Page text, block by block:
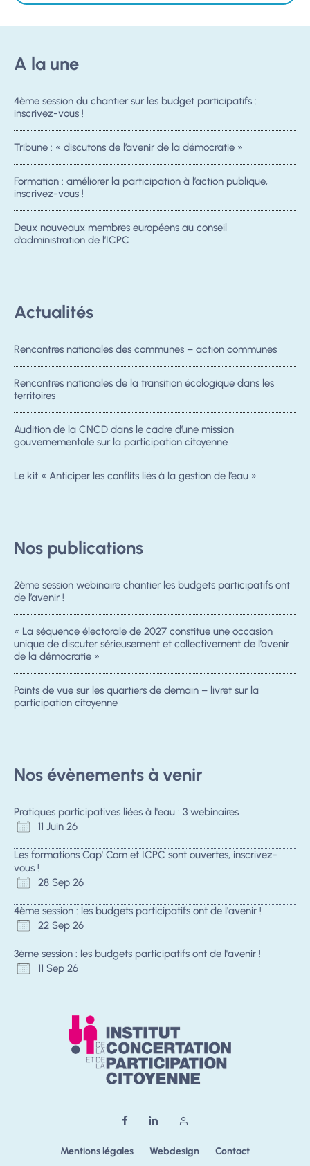
A la une
4ème session du chantier sur les budget participatifs :
inscrivez-vous !
Tribune : « discutons de l’avenir de la démocratie »
Formation : améliorer la participation à l’action publique,
inscrivez-vous !
Deux nouveaux membres européens au conseil
d’administration de l’ICPC
Actualités
Rencontres nationales des communes – action communes
Rencontres nationales de la transition écologique dans les
territoires
Audition de la CNCD dans le cadre d’une mission
gouvernementale sur la participation citoyenne
Le kit « Anticiper les conflits liés à la gestion de l’eau »
Nos publications
2ème session webinaire chantier les budgets participatifs ont
de l’avenir !
« La séquence électorale de 2027 constitue une occasion
unique de discuter sérieusement et collectivement de l’avenir
de la démocratie »
Points de vue sur les quartiers de demain – livret sur la
participation citoyenne
Nos évènements à venir
Pratiques participatives liées à l'eau : 3 webinaires
11 Juin 26
Les formations Cap' Com et ICPC sont ouvertes, inscrivez-
vous !
28 Sep 26
4ème session : les budgets participatifs ont de l'avenir !
22 Sep 26
3ème session : les budgets participatifs ont de l'avenir !
11 Sep 26
Mentions légales Webdesign Contact